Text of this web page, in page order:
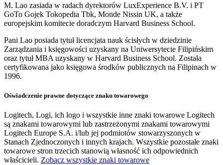
M. Lao zasiada w radach dyrektorów LuxExperience B.V. i PT
GoTo Gojek Tokopedia Tbk, Monde Nissin UK, a także
europejskim komitecie doradczym Harvard Business School.
Pani Lao posiada tytuł licencjata nauk ścisłych w dziedzinie
Zarządzania i księgowości uzyskany na Uniwersytecie Filipińskim
oraz tytuł MBA uzyskany w Harvard Business School. Została
certyfikowana jako księgowa środków publicznych na Filipinach w
1996.
Oświadczenie prawne dotyczące znaku towarowego
Logitech, Logi, ich logo i wszystkie inne znaki towarowe Logitech
są znakami towarowymi lub zastrzeżonymi znakami towarowymi
Logitech Europe S.A. i/lub jej podmiotów stowarzyszonych w
Stanach Zjednoczonych i innych krajach. Wszystkie pozostałe znaki
towarowe stron trzecich stanowią własność ich odpowiednich
właścicieli. Zobacz wszystkie znaki towarowe